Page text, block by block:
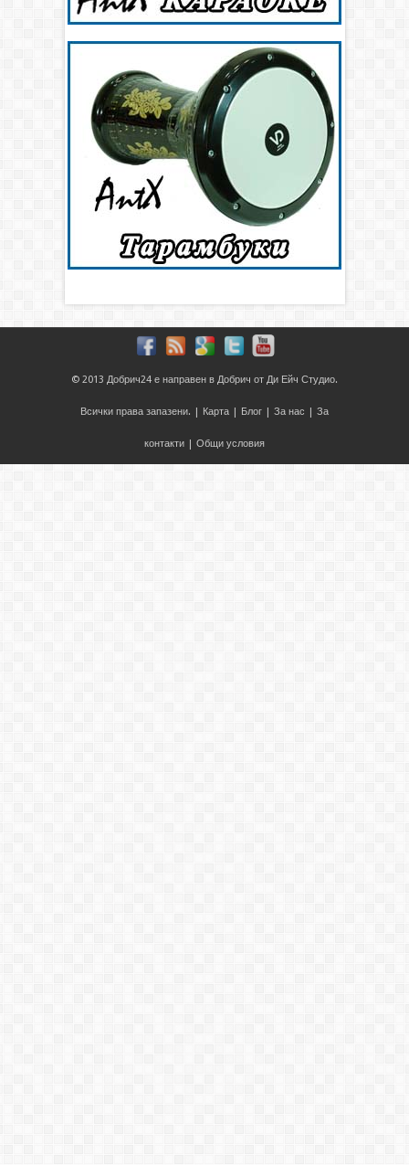
© 2013 Добрич24 е направен в Добрич от Ди Ейч Студио.
Всички права запазени. | Карта | Блог | За нас | За
контакти | Общи условия